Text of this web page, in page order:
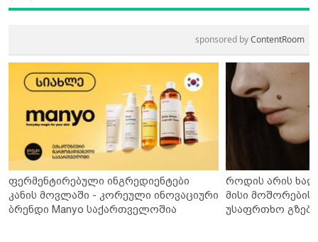
sponsored byContentRoom
ფერმენტირებული ინგრედიენტები
კანის მოვლაში - კორეული ინოვაციური
ბრენდი Manyo საქართველოშია
როდის არის
მისი მოშორების
უსაფრთხო გზები